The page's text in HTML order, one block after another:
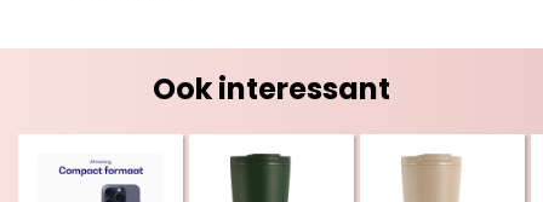
Ook interessant